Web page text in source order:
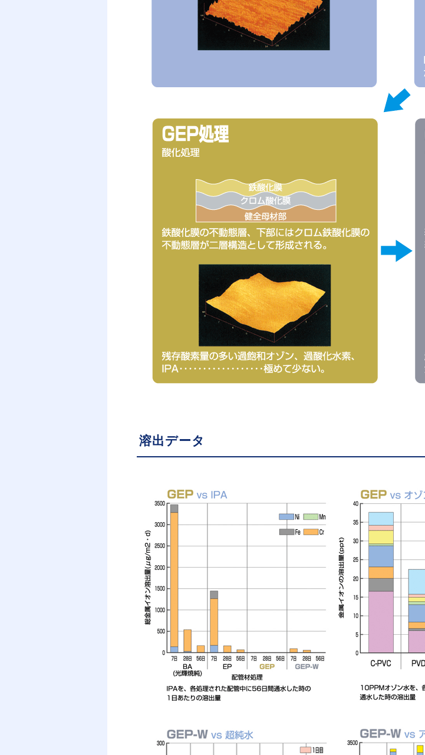
溶出データ